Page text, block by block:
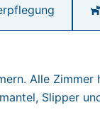
Alle Zimmer
Slipper